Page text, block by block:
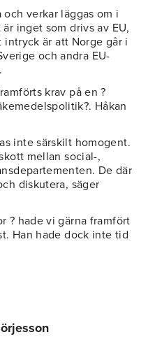
verkar läggas om i
inget som drivs av EU,
är att Norge går i
och andra EU-
krav på en ?
Håkan
inte särskilt homogent.
mellan social-,
De där
diskutera, säger
? hade vi gärna framfört
Han hade dock inte tid